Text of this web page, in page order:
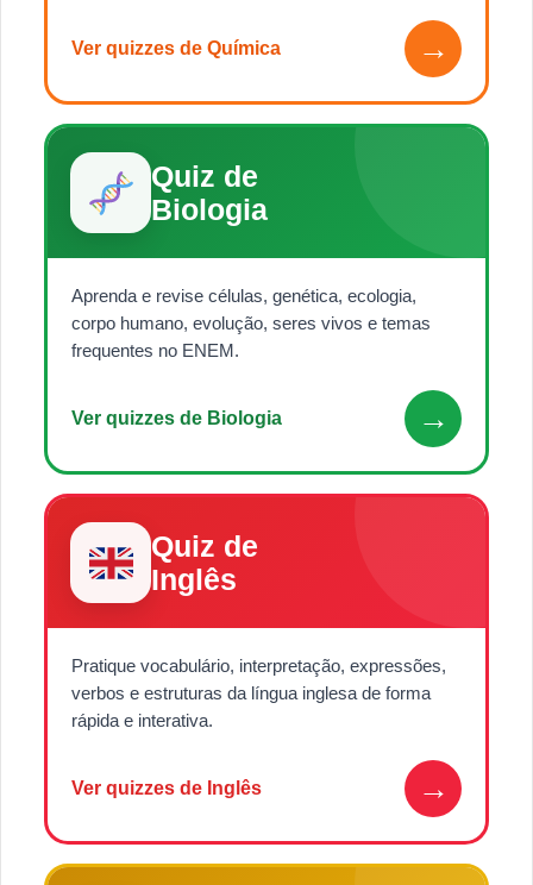
Ver quizzes de Química →
Quiz de
Biologia
Aprenda e revise células, genética, ecologia,
corpo humano, evolução, seres vivos e temas
frequentes no ENEM.
Ver quizzes de Biologia →
Quiz de
Inglês
Pratique vocabulário, interpretação, expressões,
verbos e estruturas da língua inglesa de forma
rápida e interativa.
Ver quizzes de Inglês →